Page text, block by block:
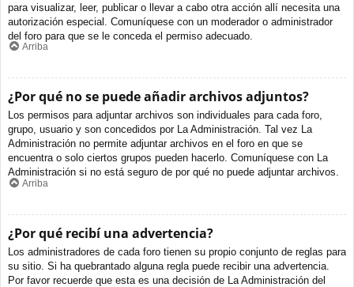
para visualizar, leer, publicar o llevar a cabo otra acción allí necesita una
autorización especial. Comuníquese con un moderador o administrador
del foro para que se le conceda el permiso adecuado.
Arriba
¿Por qué no se puede añadir archivos adjuntos?
Los permisos para adjuntar archivos son individuales para cada foro,
grupo, usuario y son concedidos por La Administración. Tal vez La
Administración no permite adjuntar archivos en el foro en que se
encuentra o solo ciertos grupos pueden hacerlo. Comuníquese con La
Administración si no está seguro de por qué no puede adjuntar archivos.
Arriba
¿Por qué recibí una advertencia?
Los administradores de cada foro tienen su propio conjunto de reglas para
su sitio. Si ha quebrantado alguna regla puede recibir una advertencia.
Por favor recuerde que esta es una decisión de La Administración del